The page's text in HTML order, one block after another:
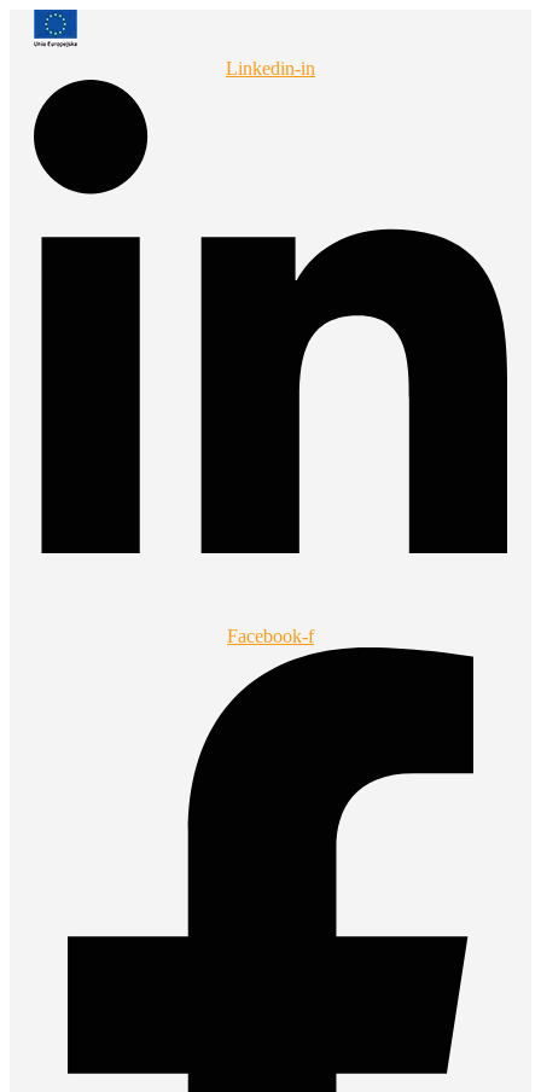
Przejdź
Linkedin-in
Facebook-f